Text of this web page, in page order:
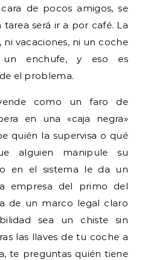
de pocos amigos, se
será ir a por café. La
vacaciones, ni un coche
un enchufe, y eso es
el problema.
como un faro de
en una «caja negra»
quién la supervisa o qué
alguien manipule su
en el sistema le da un
empresa del primo del
de un marco legal claro
sea un chiste sin
las llaves de tu coche a
te preguntas quién tiene